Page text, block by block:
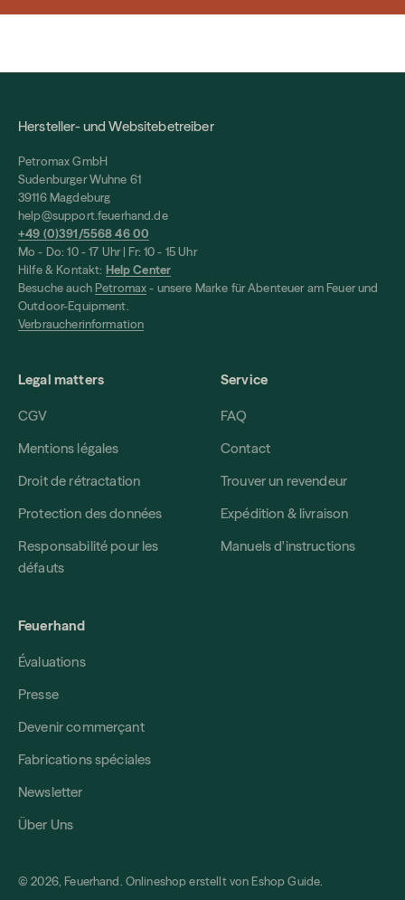
Hersteller- und Websitebetreiber
Petromax GmbH
Sudenburger Wuhne 61
39116 Magdeburg
help@support.feuerhand.de
+49 (0)391/5568 46 00
Mo - Do: 10 - 17 Uhr | Fr: 10 - 15 Uhr
Hilfe & Kontakt: Help Center
Besuche auch Petromax- unsere Marke für Abenteuer am Feuer und
Outdoor-Equipment.
Verbraucherinformation
Legal matters
CGV
Mentions légales
Droit de rétractation
Protection des données
Responsabilité pour les
défauts
Service
FAQ
Contact
Trouver un revendeur
Expédition & livraison
Manuels d'instructions
Feuerhand
Évaluations
Presse
Devenir commerçant
Fabrications spéciales
Newsletter
Über Uns
© 2026, Feuerhand. Onlineshop erstellt von Eshop Guide